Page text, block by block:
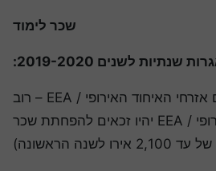
שכר לימוד
שנתיות לשנים 2019-2020:
4,200 אירו (סטודנטים אזרחי האיחוד האירופי / EEA – רוב
אזרחי האיחוד האירופי / EEA יהיו זכאים להפחתת שכר
הראשונה)